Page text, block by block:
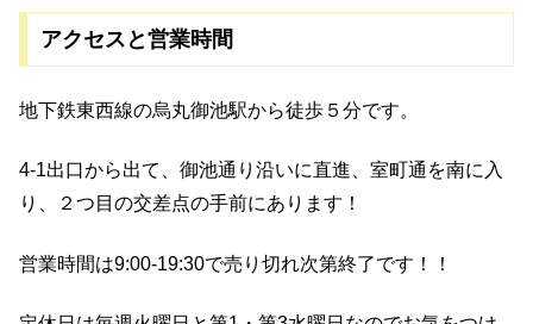
アクセスと営業時間
地下鉄東西線の烏丸御池駅から徒歩５分です。
4-1出口から出て、御池通り沿いに直進、室町通を南に入
り、２つ目の交差点の手前にあります！
営業時間は9:00-19:30で売り切れ次第終了です！！